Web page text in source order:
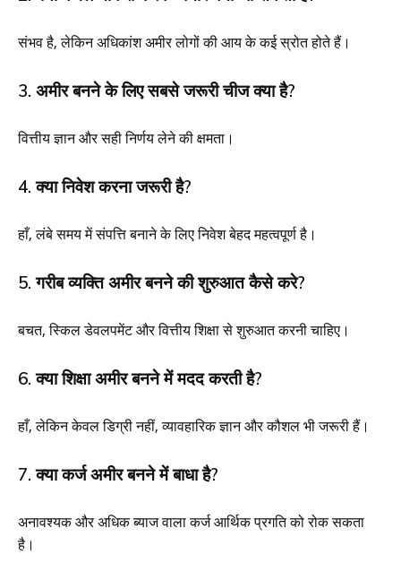
संभव है, लेकिन अधिकांश अमीर लोगों की आय के कई स्रोत होते हैं।
3. अमीर बनने के लिए सबसे जरूरी चीज क्या है?
वित्तीय ज्ञान और सही निर्णय लेने की क्षमता।
4. क्या निवेश करना जरूरी है?
हाँ, लंबे समय में संपत्ति बनाने के लिए निवेश बेहद महत्वपूर्ण है।
5. गरीब व्यक्ति अमीर बनने की शुरुआत कैसे करे?
बचत, स्किल डेवलपमेंट और वित्तीय शिक्षा से शुरुआत करनी चाहिए।
6. क्या शिक्षा अमीर बनने में मदद करती है?
हाँ, लेकिन केवल डिग्री नहीं, व्यावहारिक ज्ञान और कौशल भी जरूरी हैं।
7. क्या कर्ज अमीर बनने में बाधा है?
अनावश्यक और अधिक ब्याज वाला कर्ज आर्थिक प्रगति को रोक सकता
है।